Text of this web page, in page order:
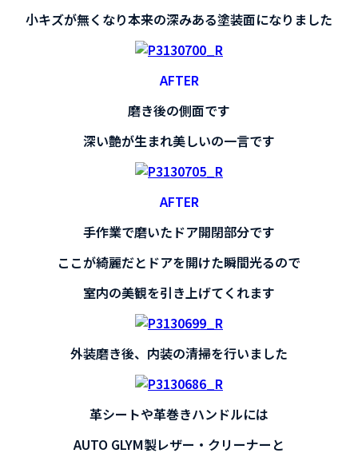
小キズが無くなり本来の深みある塗装面になりました
AFTER
磨き後の側面です
深い艶が生まれ美しいの一言です
AFTER
手作業で磨いたドア開閉部分です
ここが綺麗だとドアを開けた瞬間光るので
室内の美観を引き上げてくれます
外装磨き後、内装の清掃を行いました
革シートや革巻きハンドルには
AUTO GLYM製レザー・クリーナーと